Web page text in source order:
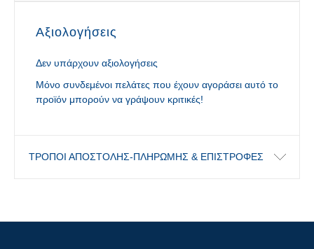
Αξιολογήσεις
Δεν υπάρχουν αξιολογήσεις
Μόνο συνδεμένοι πελάτες που έχουν αγοράσει αυτό το
προϊόν μπορούν να γράψουν κριτικές!
ΤΡΟΠΟΙ ΑΠΟΣΤΟΛΗΣ-ΠΛΗΡΩΜΗΣ & ΕΠΙΣΤΡΟΦΕΣ